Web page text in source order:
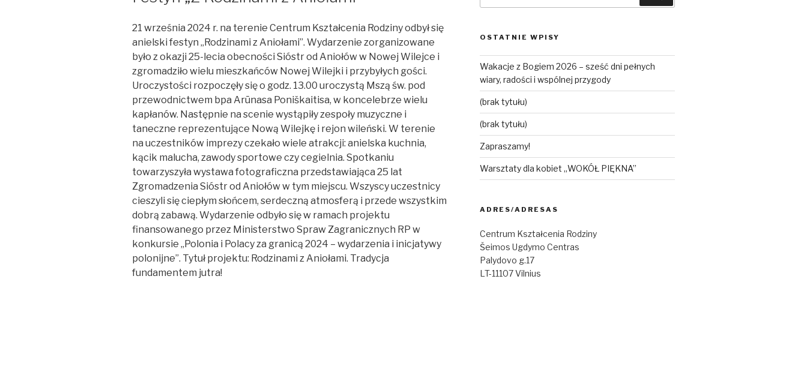
21 września 2024 r. na terenie Centrum Kształcenia Rodziny odbył się
anielski festyn „Rodzinami z Aniołami”. Wydarzenie zorganizowane
było z okazji 25-lecia obecności Sióstr od Aniołów w Nowej Wilejce i
zgromadziło wielu mieszkańców Nowej Wilejki i przybyłych gości.
Uroczystości rozpoczęły się o godz. 13.00 uroczystą Mszą św. pod
przewodnictwem bpa Arūnasa Poniškaitisa, w koncelebrze wielu
kapłanów. Następnie na scenie wystąpiły zespoły muzyczne i
taneczne reprezentujące Nową Wilejkę i rejon wileński. W terenie
na uczestników imprezy czekało wiele atrakcji: anielska kuchnia,
kącik malucha, zawody sportowe czy cegielnia. Spotkaniu
towarzyszyła wystawa fotograficzna przedstawiająca 25 lat
Zgromadzenia Sióstr od Aniołów w tym miejscu. Wszyscy uczestnicy
cieszyli się ciepłym słońcem, serdeczną atmosferą i przede wszystkim
dobrą zabawą. Wydarzenie odbyło się w ramach projektu
finansowanego przez Ministerstwo Spraw Zagranicznych RP w
konkursie „Polonia i Polacy za granicą 2024 – wydarzenia i inicjatywy
polonijne”. Tytuł projektu: Rodzinami z Aniołami. Tradycja
fundamentem jutra!
OSTATNIE WPISY
Wakacje z Bogiem 2026 – sześć dni pełnych
wiary, radości i wspólnej przygody
(brak tytułu)
(brak tytułu)
Zapraszamy!
Warsztaty dla kobiet „WOKÓŁ PIĘKNA”
ADRES/ADRESAS
Centrum Kształcenia Rodziny
Šeimos Ugdymo Centras
Palydovo g.17
LT-11107 Vilnius